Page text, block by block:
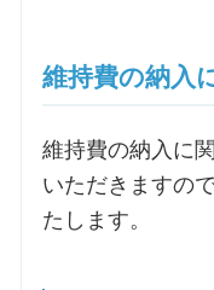
維持費の納入
維持費の納入に
いただきますの
たします。